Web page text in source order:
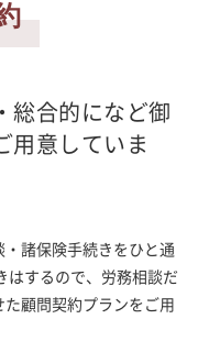
総合的になど御
用意していま
・諸保険手続きをひと通
はするので、労務相談だ
顧問契約プランをご用